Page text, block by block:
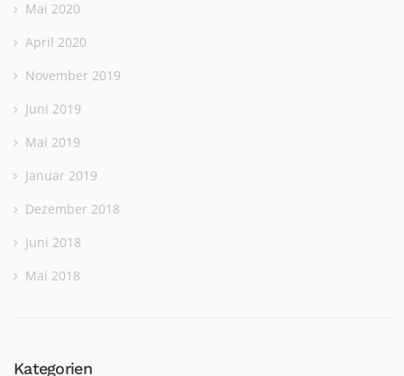
Mai 2020
April 2020
November 2019
Juni 2019
Mai 2019
Januar 2019
Dezember 2018
Juni 2018
Mai 2018
Kategorien